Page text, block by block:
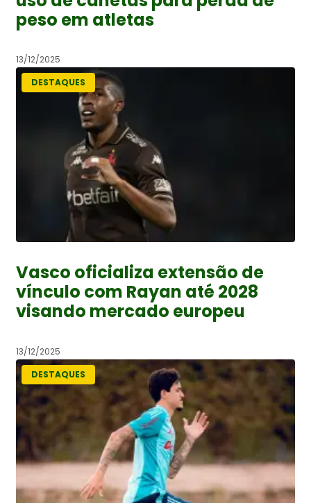
peso em atletas
13/12/2025
DESTAQUES
Vasco oficializa extensão de
vínculo com Rayan até 2028
visando mercado europeu
13/12/2025
DESTAQUES